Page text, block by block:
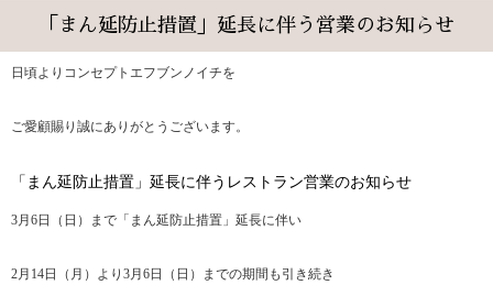
i
g
i
n
「まん延防止措置」延長に伴う営業のお知らせ
日頃よりコンセプトエフブンノイチを
ご愛顧賜り誠にありがとうございます。
「まん延防止措置」延長に伴うレストラン営業のお知らせ
3月6日（日）まで「まん延防止措置」延長に伴い
2月14日（月）より3月6日（日）までの期間も引き続き